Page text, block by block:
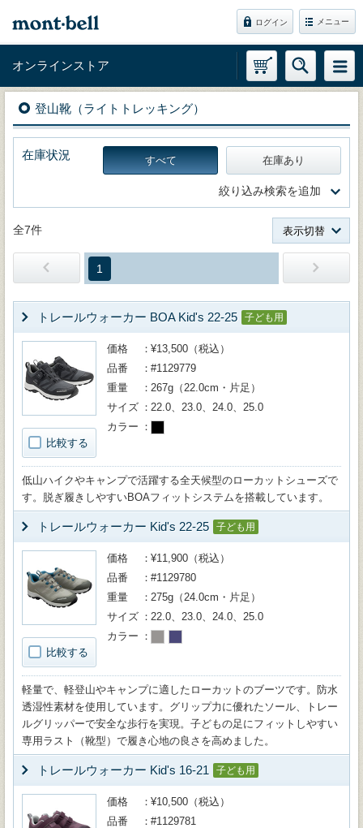
ログイン メニュー
オンラインストア
登山靴（ライトトレッキング）
在庫状況 すべて 在庫あり
絞り込み検索を追加
全7件 表示切替
1
トレールウォーカー BOA Kid's 22-25 子ども用
比較する
価格
¥13,500（税込）
品番
#1129779
重量
267g（22.0cm・片足）
サイズ
22.0、23.0、24.0、25.0
カラー
低山ハイクやキャンプで活躍する全天候型のローカットシューズで
す。脱ぎ履きしやすいBOAフィットシステムを搭載しています。
トレールウォーカー Kid's 22-25 子ども用
比較する
価格
¥11,900（税込）
品番
#1129780
重量
275g（24.0cm・片足）
サイズ
22.0、23.0、24.0、25.0
カラー
軽量で、軽登山やキャンプに適したローカットのブーツです。防水
透湿性素材を使用しています。グリップ力に優れたソール、トレー
ルグリッパーで安全な歩行を実現。子どもの足にフィットしやすい
専用ラスト（靴型）で履き心地の良さを高めました。
トレールウォーカー Kid's 16-21 子ども用
価格
¥10,500（税込）
品番
#1129781